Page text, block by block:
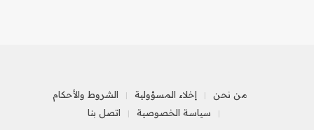
من نحن إخلاء المسؤولية
الشروط والأحكام
سياسة الخصوصية
اتصل بنا